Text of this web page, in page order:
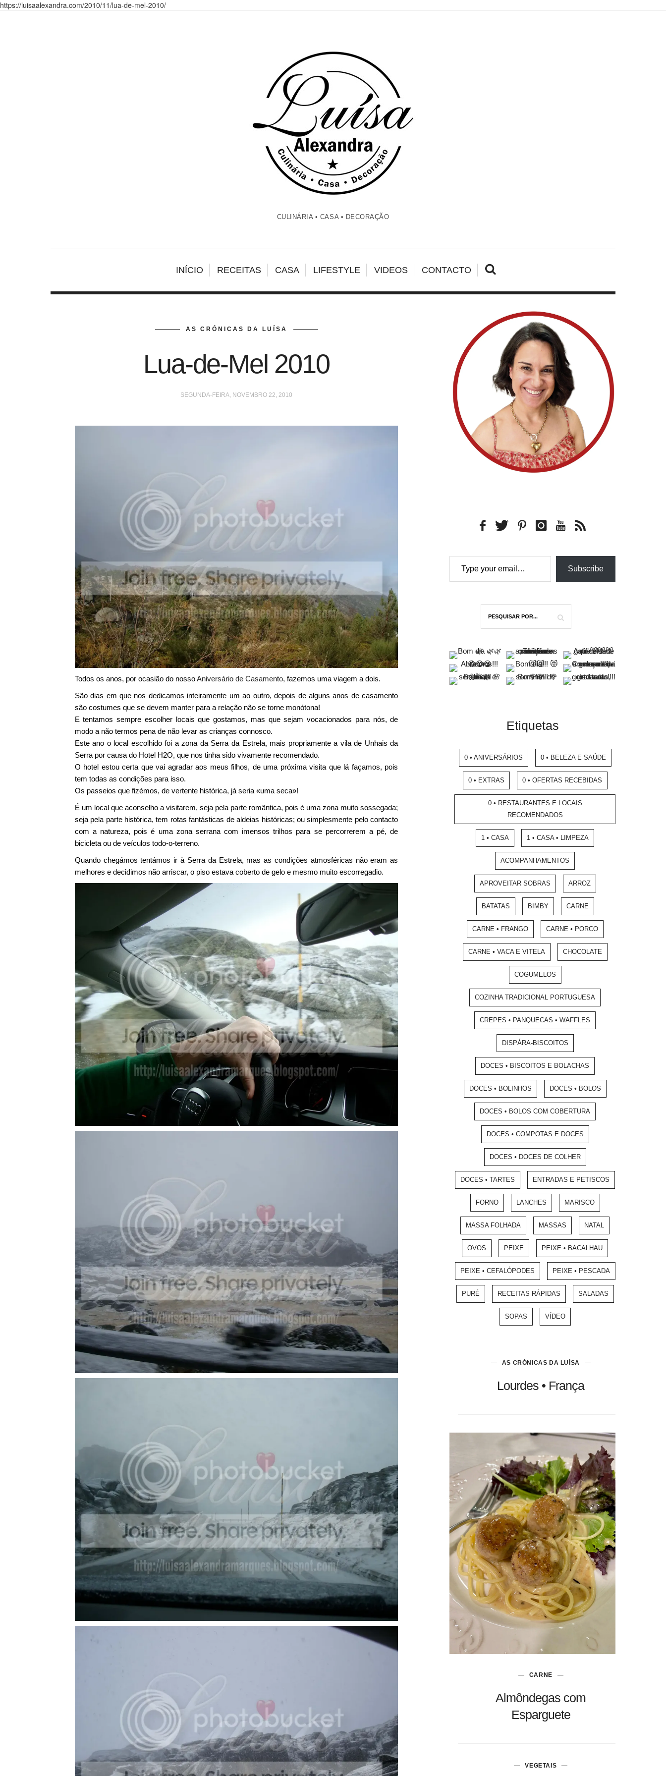
https://luisaalexandra.com/2010/11/lua-de-mel-2010/
CULINÁRIA • CASA • DECORAÇÃO
INÍCIO RECEITAS CASA LIFESTYLE VIDEOS CONTACTO
AS CRÓNICAS DA LUÍSA
Lua-de-Mel 2010
SEGUNDA-FEIRA, NOVEMBRO 22, 2010
Todos os anos, por ocasião do nossoAniversário de Casamento, fazemos uma viagem a dois.
São dias em que nos dedicamos inteiramente um ao outro, depois de alguns anos de casamento
são costumes que se devem manter para a relação não se torne monótona!
E tentamos sempre escolher locais que gostamos, mas que sejam vocacionados para nós, de
modo a não termos pena de não levar as crianças connosco.
Este ano o local escolhido foi a zona da Serra da Estrela, mais propriamente a vila de Unhais da
Serra por causa do Hotel H2O, que nos tinha sido vivamente recomendado.
O hotel estou certa que vai agradar aos meus filhos, de uma próxima visita que lá façamos, pois
tem todas as condições para isso.
Os passeios que fizémos, de vertente histórica, já seria «uma seca»!
É um local que aconselho a visitarem, seja pela parte romântica, pois é uma zona muito sossegada;
seja pela parte histórica, tem rotas fantásticas de aldeias históricas; ou simplesmente pelo contacto
com a natureza, pois é uma zona serrana com imensos trilhos para se percorrerem a pé, de
bicicleta ou de veículos todo-o-terreno.
Quando chegámos tentámos ir à Serra da Estrela, mas as condições atmosféricas não eram as
melhores e decidimos não arriscar, o piso estava coberto de gelo e mesmo muito escorregadio.
Type your email…
Subscribe
Etiquetas
0 • ANIVERSÁRIOS 0 • BELEZA E SAÚDE
0 • EXTRAS 0 • OFERTAS RECEBIDAS
0 • RESTAURANTES E LOCAIS
RECOMENDADOS
1 • CASA 1 • CASA • LIMPEZA
ACOMPANHAMENTOS
APROVEITAR SOBRAS ARROZ
BATATAS BIMBY CARNE
CARNE • FRANGO CARNE • PORCO
CARNE • VACA E VITELA CHOCOLATE
COGUMELOS
COZINHA TRADICIONAL PORTUGUESA
CREPES • PANQUECAS • WAFFLES
DISPÁRA-BISCOITOS
DOCES • BISCOITOS E BOLACHAS
DOCES • BOLINHOS DOCES • BOLOS
DOCES • BOLOS COM COBERTURA
DOCES • COMPOTAS E DOCES
DOCES • DOCES DE COLHER
DOCES • TARTES ENTRADAS E PETISCOS
FORNO LANCHES MARISCO
MASSA FOLHADA MASSAS NATAL
OVOS PEIXE PEIXE • BACALHAU
PEIXE • CEFALÓPODES PEIXE • PESCADA
PURÉ RECEITAS RÁPIDAS SALADAS
SOPAS VÍDEO
AS CRÓNICAS DA LUÍSA
Lourdes • França
CARNE
Almôndegas com
Esparguete
VEGETAIS